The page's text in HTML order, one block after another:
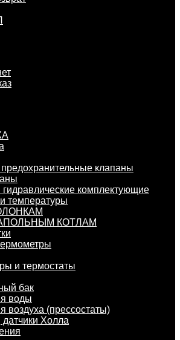
клапаны
комплектующие
температуры
КОТЛАМ
и термостаты
бак
воды
воздуха (прессостаты)
датчики Холла